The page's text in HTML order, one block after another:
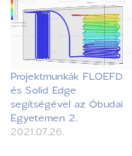
Projektmunkák FLOEFD
és Solid Edge
segítségével az Óbudai
Egyetemen 2.
2021.07.26.